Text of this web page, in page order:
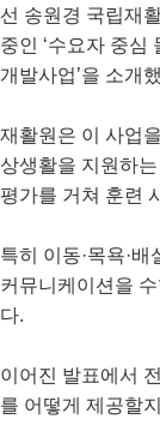
선 송원경 국립재
중인 ‘수요자 중심
개발사업’을 소개
재활원은 이 사업
상생활을 지원하
평가를 거쳐 훈련
특히 이동·목욕·배
커뮤니케이션을
다.
이어진 발표에서
를 어떻게 제공할